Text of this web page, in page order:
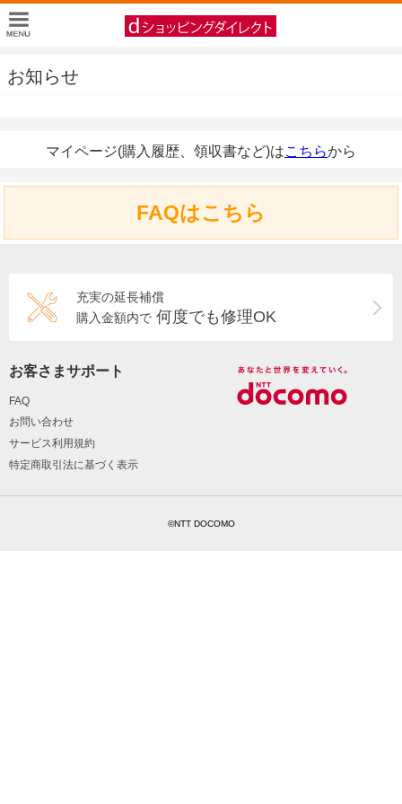
お知らせ
マイページ(購入履歴、領収書など)はこちらから
FAQはこちら
充実の延長補償
購入金額内で 何度でも修理OK
お客さまサポート
FAQ
お問い合わせ
サービス利用規約
特定商取引法に基づく表示
©NTT DOCOMO